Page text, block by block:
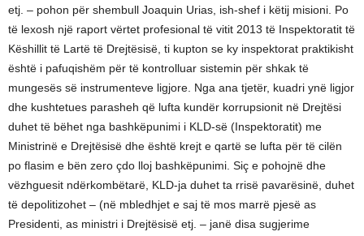
etj. – pohon për shembull Joaquin Urias, ish-shef i këtij misioni. Po
të lexosh një raport vërtet profesional të vitit 2013 të Inspektoratit të
Këshillit të Lartë të Drejtësisë, ti kupton se ky inspektorat praktikisht
është i pafuqishëm për të kontrolluar sistemin për shkak të
mungesës së instrumenteve ligjore. Nga ana tjetër, kuadri ynë ligjor
dhe kushtetues parasheh që lufta kundër korrupsionit në Drejtësi
duhet të bëhet nga bashkëpunimi i KLD-së (Inspektoratit) me
Ministrinë e Drejtësisë dhe është krejt e qartë se lufta për të cilën
po flasim e bën zero çdo lloj bashkëpunimi. Siç e pohojnë dhe
vëzhguesit ndërkombëtarë, KLD-ja duhet ta rrisë pavarësinë, duhet
të depolitizohet – (në mbledhjet e saj të mos marrë pjesë as
Presidenti, as ministri i Drejtësisë etj. – janë disa sugjerime